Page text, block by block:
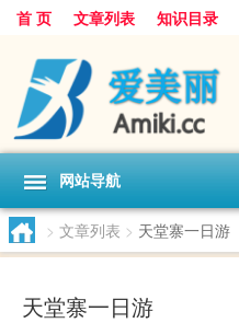
首 页 文章列表 知识目录
网站导航
> 文章列表 > 天堂寨一日游
天堂寨一日游